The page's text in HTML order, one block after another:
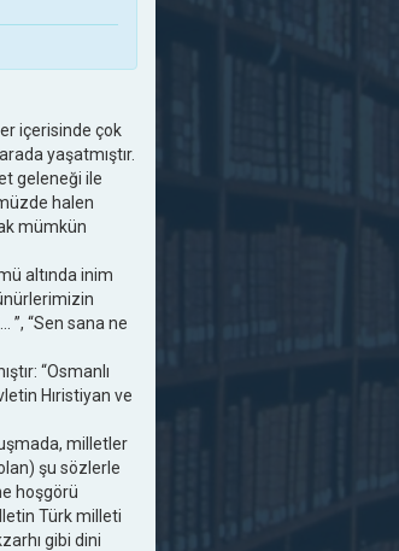
içerisinde çok
yaşatmıştır.
geleneği ile
halen
mümkün
altında inim
”, “Sen sana ne
“Osmanlı
Hıristiyan ve
milletler
şu sözlerle
hoşgörü
Türk milleti
gibi dini